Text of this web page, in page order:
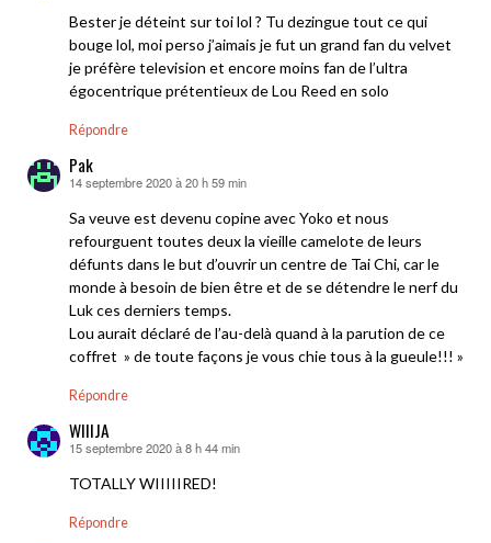
Bester je déteint sur toi lol ? Tu dezingue tout ce qui
bouge lol, moi perso j’aimais je fut un grand fan du velvet
je préfère television et encore moins fan de l’ultra
égocentrique prétentieux de Lou Reed en solo
Répondre
Pak
dit :
14 septembre 2020 à 20 h 59 min
Sa veuve est devenu copine avec Yoko et nous
refourguent toutes deux la vieille camelote de leurs
défunts dans le but d’ouvrir un centre de Tai Chi, car le
monde à besoin de bien être et de se détendre le nerf du
Luk ces derniers temps.
Lou aurait déclaré de l’au-delà quand à la parution de ce
coffret » de toute façons je vous chie tous à la gueule!!! »
Répondre
WIIIJA
dit :
15 septembre 2020 à 8 h 44 min
TOTALLY WIIIIIRED!
Répondre